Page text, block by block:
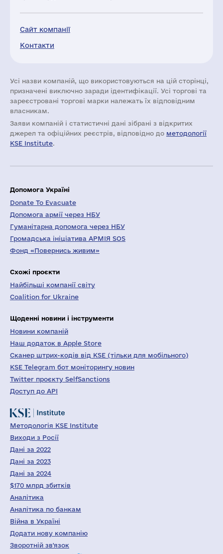
Сайт компанії
Контакти
Усі назви компаній, що використовуються на цій сторінці,
призначені виключно заради ідентифікації. Усі торгові та
зареєстровані торгові марки належать їх відповідним
власникам.
Заяви компаній i статистичні дані зібрані з відкритих
джерел та офіційних реєстрів, відповідно до методології
KSE Institute.
Допомога Україні
Donate To Evacuate
Допомога армії через НБУ
Гуманітарна допомога через НБУ
Громадська ініціатива АРМІЯ SOS
Фонд «Повернись живим»
Схожі проєкти
Найбільші компанії світу
Coalition for Ukraine
Щоденні новини і інструменти
Новини компаній
Наш додаток в Apple Store
Сканер штрих-кодів від KSE (тільки для мобільного)
KSE Telegram бот моніторингу новин
Twitter проєкту SelfSanctions
Доступ до API
Методологія KSE Institute
Виходи з Росії
Дані за 2022
Дані за 2023
Дані за 2024
$170 млрд збитків
Аналітика
Аналітика по банкам
Війна в Україні
Додати нову компанію
Зворотній зв'язок